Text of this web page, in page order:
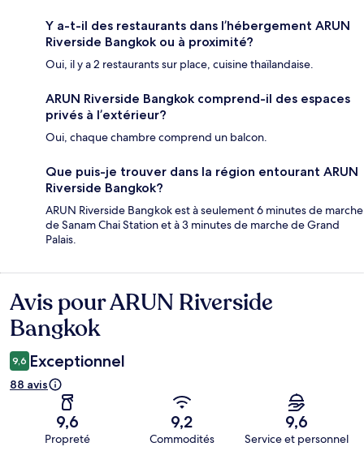
Y a-t-il des restaurants dans l’hébergement ARUN
Riverside Bangkok ou à proximité?
Oui, il y a 2 restaurants sur place, cuisine thaïlandaise.
ARUN Riverside Bangkok comprend-il des espaces
privés à l’extérieur?
Oui, chaque chambre comprend un balcon.
Que puis-je trouver dans la région entourant ARUN
Riverside Bangkok?
ARUN Riverside Bangkok est à seulement 6 minutes de marche
de Sanam Chai Station et à 3 minutes de marche de Grand
Palais.
Avis
Avis pour ARUN Riverside
Bangkok
9,6 Exceptionnel
88 avis
9,6
Propreté
9,2
Commodités
9,6
Service et personnel